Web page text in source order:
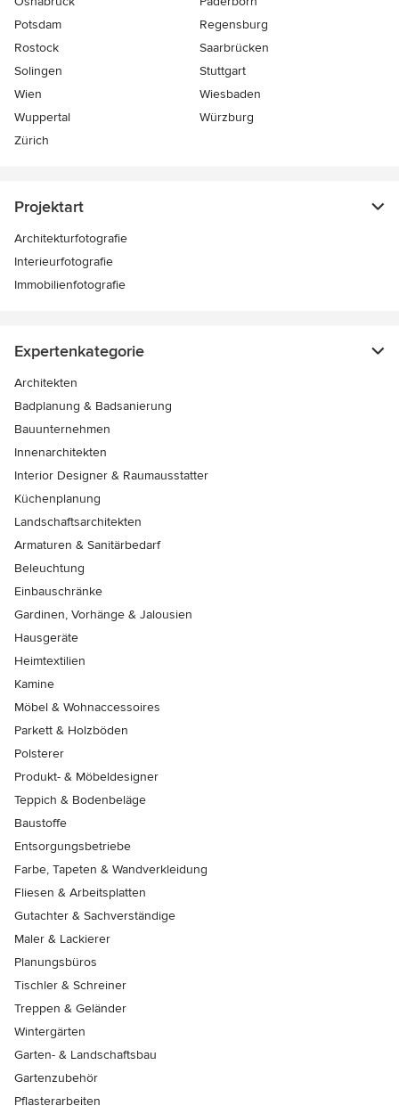
Potsdam
Regensburg
Rostock
Saarbrücken
Solingen
Stuttgart
Wien
Wiesbaden
Wuppertal
Würzburg
Zürich
Projektart
Architekturfotografie
Interieurfotografie
Immobilienfotografie
Expertenkategorie
Architekten
Badplanung & Badsanierung
Bauunternehmen
Innenarchitekten
Interior Designer & Raumausstatter
Küchenplanung
Landschaftsarchitekten
Armaturen & Sanitärbedarf
Beleuchtung
Einbauschränke
Gardinen, Vorhänge & Jalousien
Hausgeräte
Heimtextilien
Kamine
Möbel & Wohnaccessoires
Parkett & Holzböden
Polsterer
Produkt- & Möbeldesigner
Teppich & Bodenbeläge
Baustoffe
Entsorgungsbetriebe
Farbe, Tapeten & Wandverkleidung
Fliesen & Arbeitsplatten
Gutachter & Sachverständige
Maler & Lackierer
Planungsbüros
Tischler & Schreiner
Treppen & Geländer
Wintergärten
Garten- & Landschaftsbau
Gartenzubehör
Pflasterarbeiten